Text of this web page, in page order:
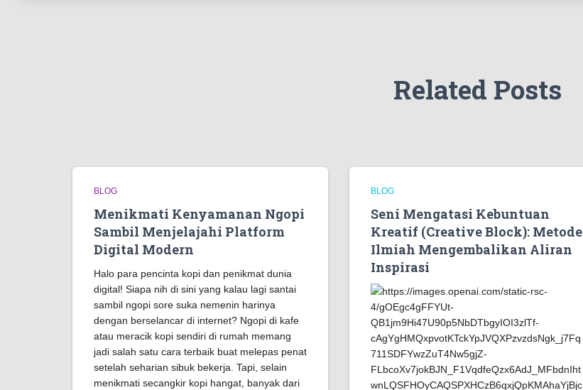
Related Posts
BLOG
Menikmati Kenyamanan Ngopi
Sambil Menjelajahi Platform
Digital Modern
Halo para pencinta kopi dan penikmat dunia
digital! Siapa nih di sini yang kalau lagi santai
sambil ngopi sore suka nemenin harinya
dengan berselancar di internet? Ngopi di kafe
atau meracik kopi sendiri di rumah memang
jadi salah satu cara terbaik buat melepas penat
setelah seharian sibuk bekerja. Tapi, selain
menikmati secangkir kopi hangat, banyak dari
BLOG
Seni Mengatasi Kebuntuan
Kreatif (Creative Block): Metode
Ilmiah Mengembalikan Aliran
Inspirasi